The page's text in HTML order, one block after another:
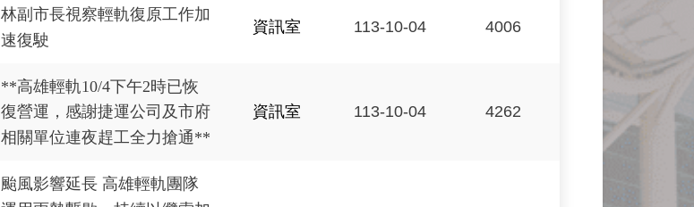
林副市長視察輕軌復原工作加
速復駛
資訊室 113-10-04 4006
**高雄輕軌10/4下午2時已恢
復營運，感謝捷運公司及市府
相關單位連夜趕工全力搶通**
資訊室 113-10-04 4262
颱風影響延長 高雄輕軌團隊